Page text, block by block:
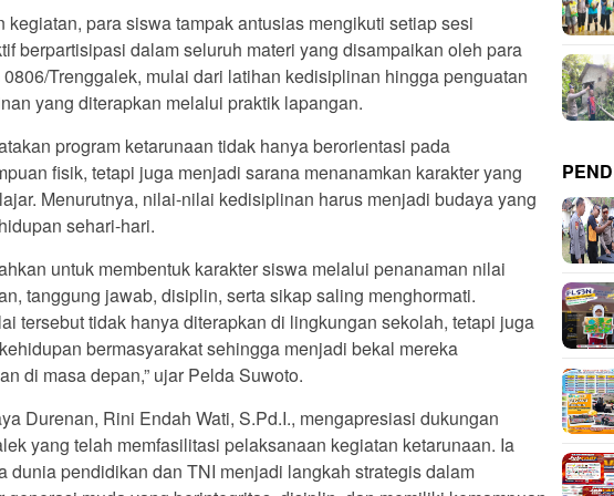
kegiatan, para siswa tampak antusias mengikuti setiap sesi
berpartisipasi dalam seluruh materi yang disampaikan oleh para
Trenggalek, mulai dari latihan kedisiplinan hingga penguatan
yang diterapkan melalui praktik lapangan.
program ketarunaan tidak hanya berorientasi pada
fisik, tetapi juga menjadi sarana menanamkan karakter yang
Menurutnya, nilai-nilai kedisiplinan harus menjadi budaya yang
sehari-hari.
untuk membentuk karakter siswa melalui penanaman nilai
tanggung jawab, disiplin, serta sikap saling menghormati.
tersebut tidak hanya diterapkan di lingkungan sekolah, tetapi juga
bermasyarakat sehingga menjadi bekal mereka
di masa depan,” ujar Pelda Suwoto.
Durenan, Rini Endah Wati, S.Pd.I., mengapresiasi dukungan
yang telah memfasilitasi pelaksanaan kegiatan ketarunaan. Ia
dunia pendidikan dan TNI menjadi langkah strategis dalam